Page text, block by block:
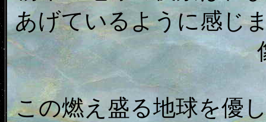
あげているように感じ
この燃え盛る地球を優